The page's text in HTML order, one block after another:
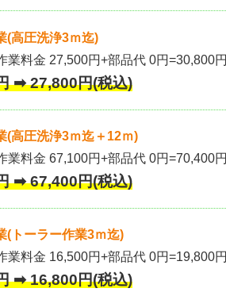
(高圧洗浄3ｍ迄)
業料金 27,500円+部品代 0円=30,800円
➡ 27,800円(税込)
(高圧洗浄3ｍ迄＋12ｍ)
業料金 67,100円+部品代 0円=70,400円
➡ 67,400円(税込)
(トーラー作業3ｍ迄)
業料金 16,500円+部品代 0円=19,800円
➡ 16,800円(税込)